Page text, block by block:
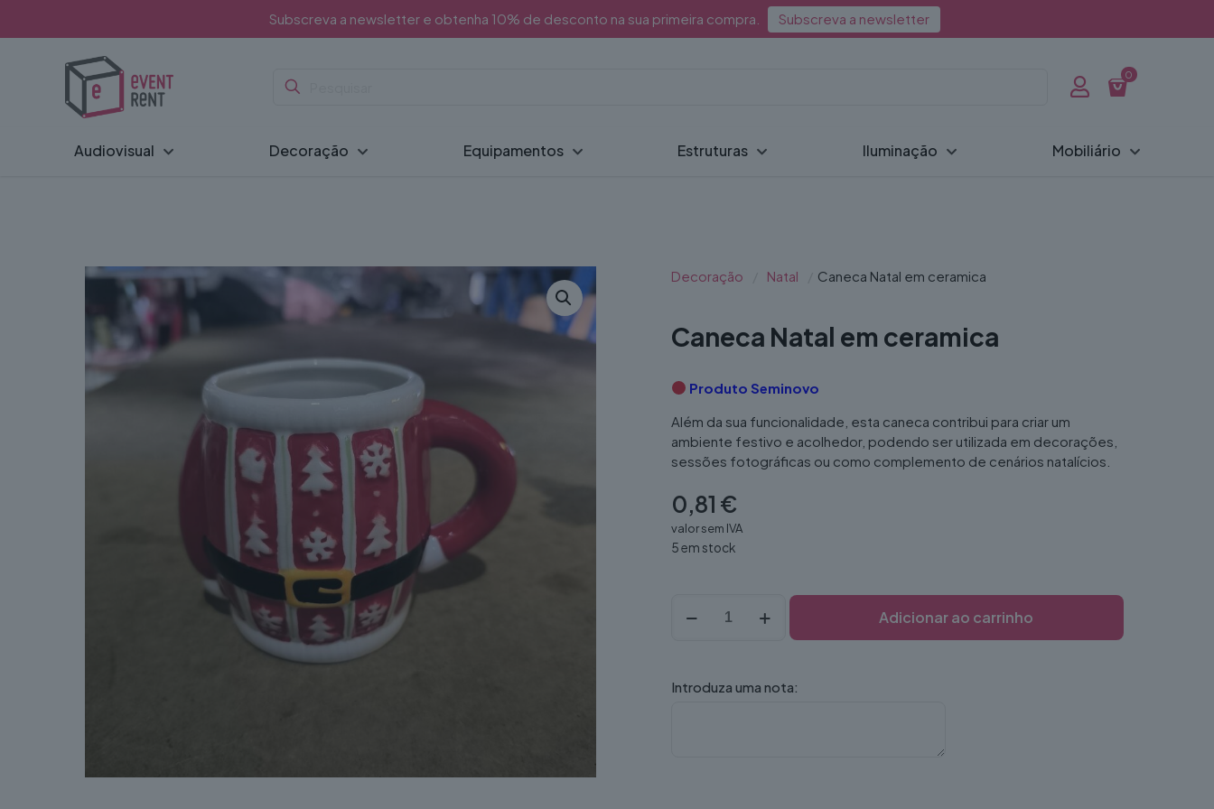
Subscreva a newsletter e obtenha 10% de desconto na sua primeira compra. Subscreva a newsletter
0
Audiovisual Decoração Equipamentos Estruturas Iluminação Mobiliário
Decoração Natal Caneca Natal em ceramica
Caneca Natal em ceramica
Produto Seminovo
Além da sua funcionalidade, esta caneca contribui para criar um
ambiente festivo e acolhedor, podendo ser utilizada em decorações,
sessões fotográficas ou como complemento de cenários natalícios.
0,81 €
valor sem IVA
5 em stock
de
em
Adicionar ao carrinho
Introduza uma nota: